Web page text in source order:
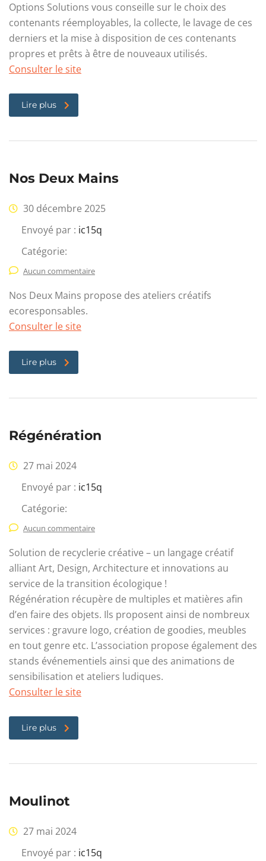
Options Solutions vous conseille sur le choix des
contenants réemployables, la collecte, le lavage de ces
derniers et la mise à disposition de ces contenants
propres et prêts à être de nouveaux utilisés.
Consulter le site
Lire plus
Nos Deux Mains
30 décembre 2025
Envoyé par : ic15q
Catégorie:
Aucun commentaire
Nos Deux Mains propose des ateliers créatifs
ecoresponsables.
Consulter le site
Lire plus
Régénération
27 mai 2024
Envoyé par : ic15q
Catégorie:
Aucun commentaire
Solution de recyclerie créative – un langage créatif
alliant Art, Design, Architecture et innovations au
service de la transition écologique !
Régénération récupère de multiples et matières afin
d’en faire des objets. Ils proposent ainsi de nombreux
services : gravure logo, création de goodies, meubles
en tout genre etc. L’association propose également des
stands événementiels ainsi que des animations de
sensibilisation et ateliers ludiques.
Consulter le site
Lire plus
Moulinot
27 mai 2024
Envoyé par : ic15q